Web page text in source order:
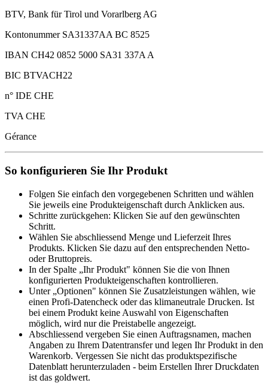
BTV, Bank für Tirol und Vorarlberg AG
Kontonummer SA31337AA BC 8525
IBAN CH42 0852 5000 SA31 337A A
BIC BTVACH22
n° IDE CHE
TVA CHE
Gérance
So konfigurieren Sie Ihr Produkt
Folgen Sie einfach den vorgegebenen Schritten und wählen
Sie jeweils eine Produkteigenschaft durch Anklicken aus.
Schritte zurückgehen: Klicken Sie auf den gewünschten
Schritt.
Wählen Sie abschliessend Menge und Lieferzeit Ihres
Produkts. Klicken Sie dazu auf den entsprechenden Netto-
oder Bruttopreis.
In der Spalte „Ihr Produkt" können Sie die von Ihnen
konfigurierten Produkteigenschaften kontrollieren.
Unter „Optionen" können Sie Zusatzleistungen wählen, wie
einen Profi-Datencheck oder das klimaneutrale Drucken. Ist
bei einem Produkt keine Auswahl von Eigenschaften
möglich, wird nur die Preistabelle angezeigt.
Abschliessend vergeben Sie einen Auftragsnamen, machen
Angaben zu Ihrem Datentransfer und legen Ihr Produkt in den
Warenkorb. Vergessen Sie nicht das produktspezifische
Datenblatt herunterzuladen - beim Erstellen Ihrer Druckdaten
ist das goldwert.